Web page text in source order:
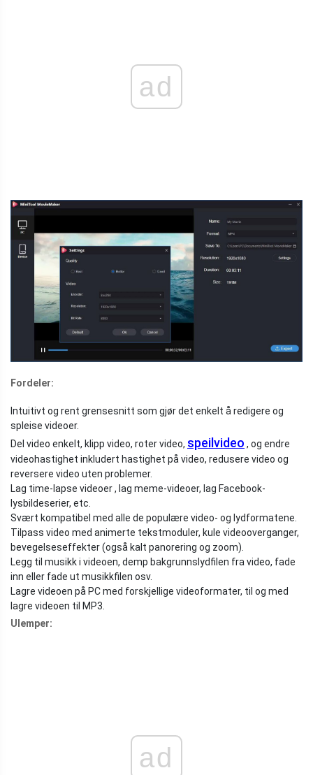
ad
Fordeler:
Intuitivt og rent grensesnitt som gjør det enkelt å redigere og
spleise videoer.
Del video enkelt, klipp video, roter video, speilvideo , og endre
videohastighet inkludert hastighet på video, redusere video og
reversere video uten problemer.
Lag time-lapse videoer , lag meme-videoer, lag Facebook-
lysbildeserier, etc.
Svært kompatibel med alle de populære video- og lydformatene.
Tilpass video med animerte tekstmoduler, kule videooverganger,
bevegelseseffekter (også kalt panorering og zoom).
Legg til musikk i videoen, demp bakgrunnslydfilen fra video, fade
inn eller fade ut musikkfilen osv.
Lagre videoen på PC med forskjellige videoformater, til og med
lagre videoen til MP3.
Ulemper:
ad